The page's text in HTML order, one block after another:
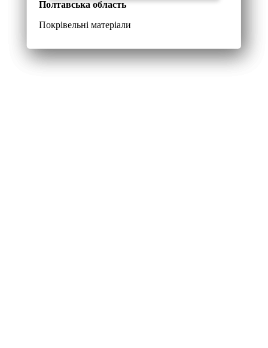
Тернопільська область
Покрівельні і фасадні матеріали
Полтавська область
Покрівельні матеріали
Полтавська область
Покрівельні матеріали